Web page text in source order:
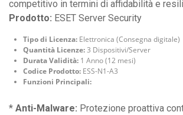
competitivo in termini di affidabilità e
Prodotto: ESET Server Security
Tipo di Licenza: Elettronica (Consegna digitale)
Quantità Licenze:3 Dispositivi/Server
Durata Validità: 1 Anno (12 mesi)
Codice Prodotto: ESS-N1-A3
Funzioni Principali:
* Anti-Malware: Protezione proattiva